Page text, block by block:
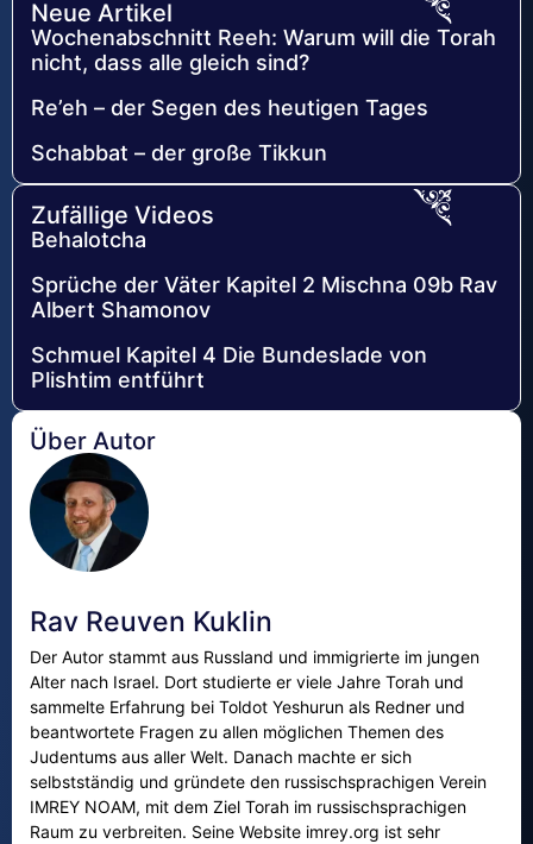
Neue Artikel
Wochenabschnitt Reeh: Warum will die Torah
nicht, dass alle gleich sind?
Re’eh – der Segen des heutigen Tages
Schabbat – der große Tikkun
Zufällige Videos
Behalotcha
Sprüche der Väter Kapitel 2 Mischna 09b Rav
Albert Shamonov
Schmuel Kapitel 4 Die Bundeslade von
Plishtim entführt
Über Autor
Rav Reuven Kuklin
Der Autor stammt aus Russland und immigrierte im jungen
Alter nach Israel. Dort studierte er viele Jahre Torah und
sammelte Erfahrung bei Toldot Yeshurun als Redner und
beantwortete Fragen zu allen möglichen Themen des
Judentums aus aller Welt. Danach machte er sich
selbstständig und gründete den russischsprachigen Verein
IMREY NOAM, mit dem Ziel Torah im russischsprachigen
Raum zu verbreiten. Seine Website imrey.org ist sehr